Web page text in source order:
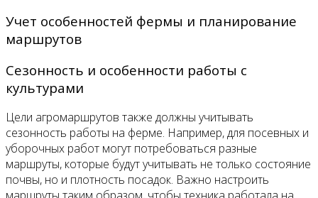
Учет особенностей фермы и планирование
маршрутов
Сезонность и особенности работы с
культурами
Цели агромаршрутов также должны учитывать
сезонность работы на ферме. Например, для посевных и
уборочных работ могут потребоваться разные
маршруты, которые будут учитывать не только состояние
почвы, но и плотность посадок. Важно настроить